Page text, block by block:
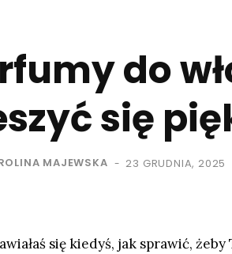
do
się
MAJEWSKA - 23 GRUDNIA, 2025
się kiedyś, jak sprawić,